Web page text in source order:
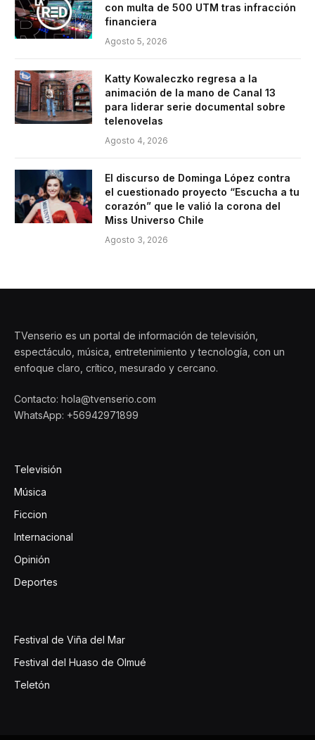
con multa de 500 UTM tras infracción
financiera
Agosto 5, 2026
Katty Kowaleczko regresa a la
animación de la mano de Canal 13
para liderar serie documental sobre
telenovelas
Agosto 4, 2026
El discurso de Dominga López contra
el cuestionado proyecto “Escucha a tu
corazón” que le valió la corona del
Miss Universo Chile
Agosto 3, 2026
TVenserio es un portal de información de televisión,
espectáculo, música, entretenimiento y tecnología, con un
enfoque claro, crítico, mesurado y cercano.
Contacto: hola@tvenserio.com
WhatsApp: +56942971899
Televisión
Música
Ficcion
Internacional
Opinión
Deportes
Festival de Viña del Mar
Festival del Huaso de Olmué
Teletón